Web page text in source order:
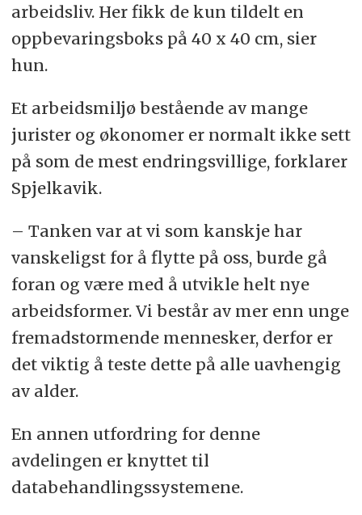
arbeidsliv. Her fikk de kun tildelt en
oppbevaringsboks på 40 x 40 cm, sier
hun.
Et arbeidsmiljø bestående av mange
jurister og økonomer er normalt ikke sett
på som de mest endringsvillige, forklarer
Spjelkavik.
– Tanken var at vi som kanskje har
vanskeligst for å flytte på oss, burde gå
foran og være med å utvikle helt nye
arbeidsformer. Vi består av mer enn unge
fremadstormende mennesker, derfor er
det viktig å teste dette på alle uavhengig
av alder.
En annen utfordring for denne
avdelingen er knyttet til
databehandlingssystemene.